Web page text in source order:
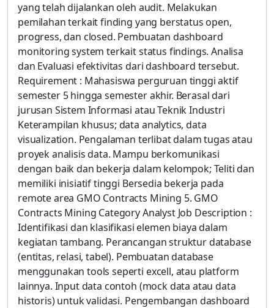
yang telah dijalankan oleh audit. Melakukan
pemilahan terkait finding yang berstatus open,
progress, dan closed. Pembuatan dashboard
monitoring system terkait status findings. Analisa
dan Evaluasi efektivitas dari dashboard tersebut.
Requirement : Mahasiswa perguruan tinggi aktif
semester 5 hingga semester akhir. Berasal dari
jurusan Sistem Informasi atau Teknik Industri
Keterampilan khusus; data analytics, data
visualization. Pengalaman terlibat dalam tugas atau
proyek analisis data. Mampu berkomunikasi
dengan baik dan bekerja dalam kelompok; Teliti dan
memiliki inisiatif tinggi Bersedia bekerja pada
remote area GMO Contracts Mining 5. GMO
Contracts Mining Category Analyst Job Description :
Identifikasi dan klasifikasi elemen biaya dalam
kegiatan tambang. Perancangan struktur database
(entitas, relasi, tabel). Pembuatan database
menggunakan tools seperti excell, atau platform
lainnya. Input data contoh (mock data atau data
historis) untuk validasi. Pengembangan dashboard